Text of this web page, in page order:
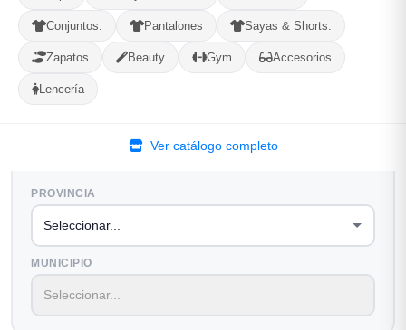
Conjuntos. Pantalones Sayas & Shorts.
Zapatos Beauty Gym Accesorios
Lencería
Ver catálogo completo
Bath & Body Works
226g/8oz
Opciones de Envio
PROVINCIA
MUNICIPIO